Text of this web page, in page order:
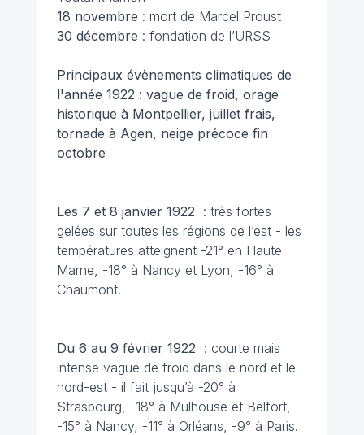
18 novembre : mort de Marcel Proust
30 décembre : fondation de l’URSS
Principaux évènements climatiques de
l'année 1922 : vague de froid, orage
historique à Montpellier, juillet frais,
tornade à Agen, neige précoce fin
octobre
Les 7 et 8 janvier 1922 : très fortes
gelées sur toutes les régions de l’est - les
températures atteignent -21° en Haute
Marne, -18° à Nancy et Lyon, -16° à
Chaumont.
Du 6 au 9 février 1922 : courte mais
intense vague de froid dans le nord et le
nord-est - il fait jusqu’à -20° à
Strasbourg, -18° à Mulhouse et Belfort,
-15° à Nancy, -11° à Orléans, -9° à Paris.